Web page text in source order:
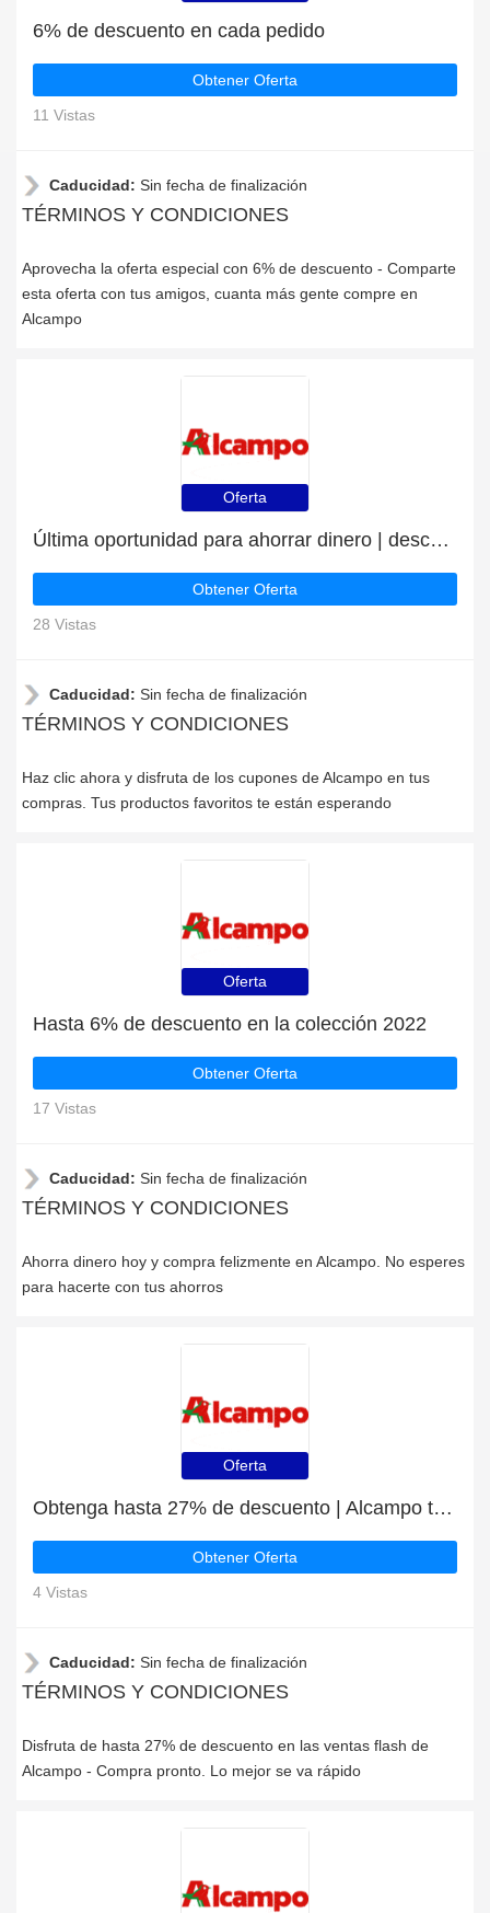
6% de descuento en cada pedido
Obtener Oferta
11 Vistas
Caducidad: Sin fecha de finalización
TÉRMINOS Y CONDICIONES
Aprovecha la oferta especial con 6% de descuento - Comparte
esta oferta con tus amigos, cuanta más gente compre en
Alcampo
Oferta
Última oportunidad para ahorrar dinero | descuento Alcampo
Obtener Oferta
28 Vistas
Caducidad: Sin fecha de finalización
TÉRMINOS Y CONDICIONES
Haz clic ahora y disfruta de los cupones de Alcampo en tus
compras. Tus productos favoritos te están esperando
Oferta
Hasta 6% de descuento en la colección 2022
Obtener Oferta
17 Vistas
Caducidad: Sin fecha de finalización
TÉRMINOS Y CONDICIONES
Ahorra dinero hoy y compra felizmente en Alcampo. No esperes
para hacerte con tus ahorros
Oferta
Obtenga hasta 27% de descuento | Alcampo top discount
Obtener Oferta
4 Vistas
Caducidad: Sin fecha de finalización
TÉRMINOS Y CONDICIONES
Disfruta de hasta 27% de descuento en las ventas flash de
Alcampo - Compra pronto. Lo mejor se va rápido